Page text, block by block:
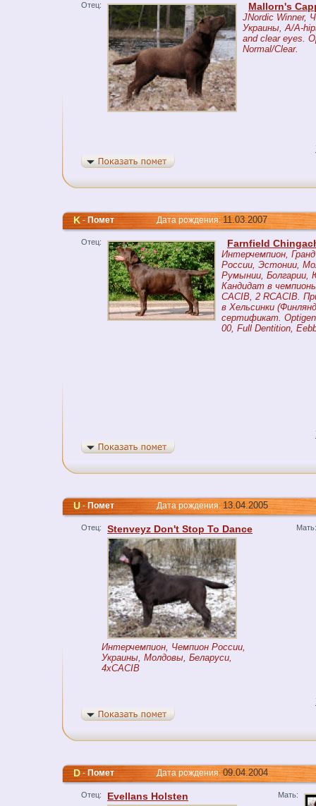
Отец: Mallorn's
JNordic Winner,
Украины, A/A-
and clear eyes.
Normal/Clear.
K-ПометДата рождения:11.03.2007
Отец: Farnfield
Интерчемпион,
России, Эстонии,
Румынии, Болгарии,
Кандидат в
CACIB, 2 RCACIB.
в Хельсинки
сертификат.
00, Full Dentition,
U-ПометДата рождения:13.04.2005
Отец: Stenveyz Don't Stop To Dance
Интерчемпион, Чемпион России,
Украины, Молдовы, Беларуси,
4xCACIB
Мать:
D-ПометДата рождения:09.04.2004
Отец: Evellans Holsten Мать: